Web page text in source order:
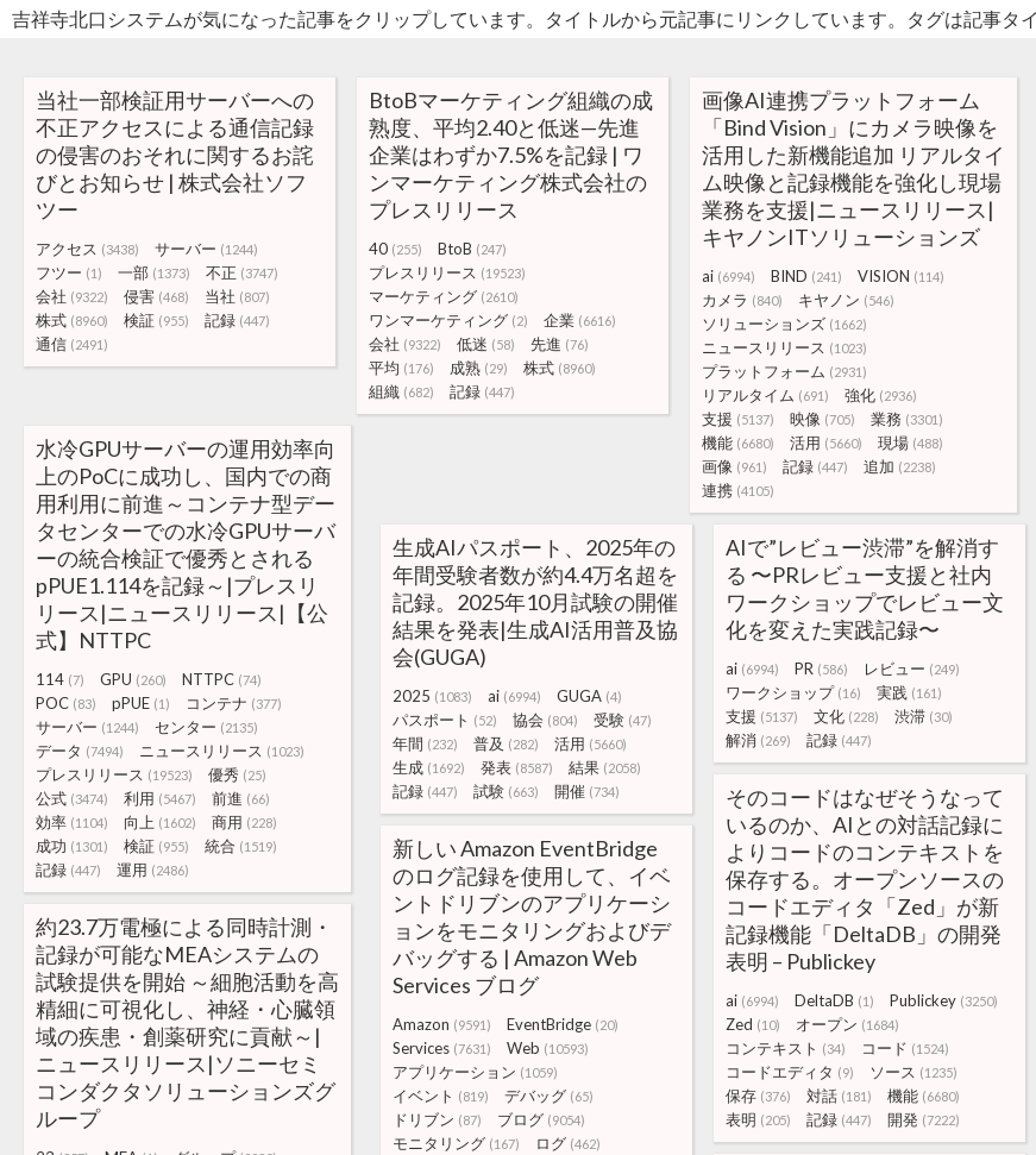
吉祥寺北口システムが気になった記事をクリップしています。タイトルから元記事にリンクしています。タグは記事タ
当社一部検証用サーバーへの
不正アクセスによる通信記録
の侵害のおそれに関するお詫
びとお知らせ | 株式会社ソフ
ツー
アクセス (3438) サーバー (1244)
フツー (1) 一部 (1373) 不正 (3747)
会社 (9322) 侵害 (468) 当社 (807)
株式 (8960) 検証 (955) 記録 (447)
通信 (2491)
BtoBマーケティング組織の成
熟度、平均2.40と低迷—先進
企業はわずか7.5%を記録 | ワ
ンマーケティング株式会社の
プレスリリース
40 (255) BtoB (247)
プレスリリース (19523)
マーケティング (2610)
ワンマーケティング (2) 企業 (6616)
会社 (9322) 低迷 (58) 先進 (76)
平均 (176) 成熟 (29) 株式 (8960)
組織 (682) 記録 (447)
画像AI連携プラットフォーム
「Bind Vision」にカメラ映像を
活用した新機能追加 リアルタイ
ム映像と記録機能を強化し現場
業務を支援|ニュースリリース|
キヤノンITソリューションズ
ai (6994) BIND (241) VISION (114)
カメラ (840) キヤノン (546)
ソリューションズ (1662)
ニュースリリース (1023)
プラットフォーム (2931)
リアルタイム (691) 強化 (2936)
支援 (5137) 映像 (705) 業務 (3301)
機能 (6680) 活用 (5660) 現場 (488)
画像 (961) 記録 (447) 追加 (2238)
連携 (4105)
水冷GPUサーバーの運用効率向
上のPoCに成功し、国内での商
用利用に前進～コンテナ型デー
タセンターでの水冷GPUサーバ
ーの統合検証で優秀とされる
pPUE1.114を記録～|プレスリ
リース|ニュースリリース|【公
式】NTTPC
114 (7) GPU (260) NTTPC (74)
POC (83) pPUE (1) コンテナ (377)
サーバー (1244) センター (2135)
データ (7494) ニュースリリース (1023)
プレスリリース (19523) 優秀 (25)
公式 (3474) 利用 (5467) 前進 (66)
効率 (1104) 向上 (1602) 商用 (228)
成功 (1301) 検証 (955) 統合 (1519)
記録 (447) 運用 (2486)
生成AIパスポート、2025年の
年間受験者数が約4.4万名超を
記録。2025年10月試験の開催
結果を発表|生成AI活用普及協
会(GUGA)
2025 (1083) ai (6994) GUGA (4)
パスポート (52) 協会 (804) 受験 (47)
年間 (232) 普及 (282) 活用 (5660)
生成 (1692) 発表 (8587) 結果 (2058)
記録 (447) 試験 (663) 開催 (734)
AIで”レビュー渋滞”を解消す
る 〜PRレビュー支援と社内
ワークショップでレビュー文
化を変えた実践記録〜
ai (6994) PR (586) レビュー (249)
ワークショップ (16) 実践 (161)
支援 (5137) 文化 (228) 渋滞 (30)
解消 (269) 記録 (447)
そのコードはなぜそうなって
いるのか、AIとの対話記録に
よりコードのコンテキストを
保存する。オープンソースの
コードエディタ「Zed」が新
記録機能「DeltaDB」の開発
表明 – Publickey
ai (6994) DeltaDB (1) Publickey (3250)
Zed (10) オープン (1684)
コンテキスト (34) コード (1524)
コードエディタ (9) ソース (1235)
保存 (376) 対話 (181) 機能 (6680)
表明 (205) 記録 (447) 開発 (7222)
新しい Amazon EventBridge
のログ記録を使用して、イベ
ントドリブンのアプリケーシ
ョンをモニタリングおよびデ
バッグする | Amazon Web
Services ブログ
Amazon (9591) EventBridge (20)
Services (7631) Web (10593)
アプリケーション (1059)
イベント (819) デバッグ (65)
ドリブン (87) ブログ (9054)
モニタリング (167) ログ (462)
約23.7万電極による同時計測・
記録が可能なMEAシステムの
試験提供を開始 ～細胞活動を高
精細に可視化し、神経・心臓領
域の疾患・創薬研究に貢献～|
ニュースリリース|ソニーセミ
コンダクタソリューションズグ
ループ